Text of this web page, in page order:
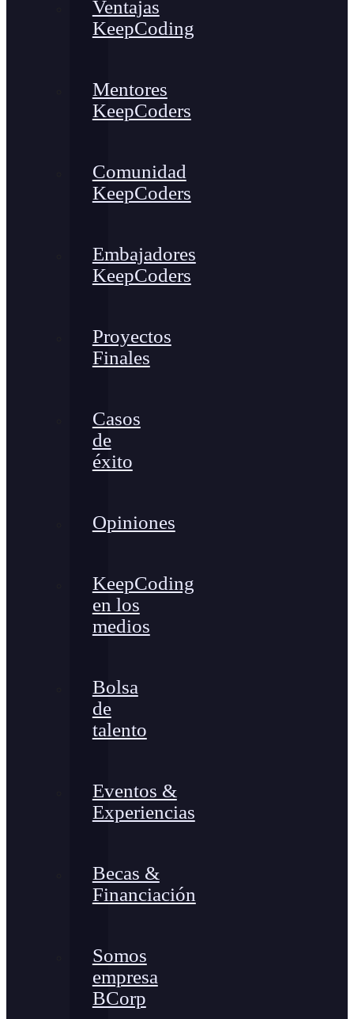
Ventajas
KeepCoding
Mentores
KeepCoders
Comunidad
KeepCoders
Embajadores
KeepCoders
Proyectos
Finales
Casos
de
éxito
Opiniones
KeepCoding
en los
medios
Bolsa
de
talento
Eventos &
Experiencias
Becas &
Financiación
Somos
empresa
BCorp